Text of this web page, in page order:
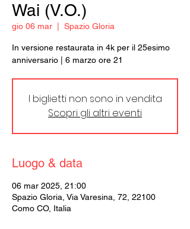
Wai (V.O.)
gio 06 mar Spazio Gloria
In versione restaurata in 4k per il 25esimo
anniversario | 6 marzo ore 21
I biglietti non sono in vendita
Scopri gli altri eventi
Luogo & data
06 mar 2025, 21:00
Spazio Gloria, Via Varesina, 72, 22100
Como CO, Italia